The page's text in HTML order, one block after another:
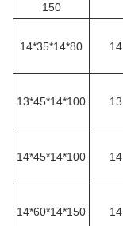
150
14*35*14*80 14
13*45*14*100 13
14*45*14*100 14
14*60*14*150 14